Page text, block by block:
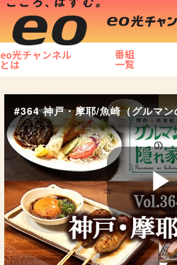
eo光チャンネル
とは
番組
一覧
#364 神戸・摩耶/魚崎（グルマン